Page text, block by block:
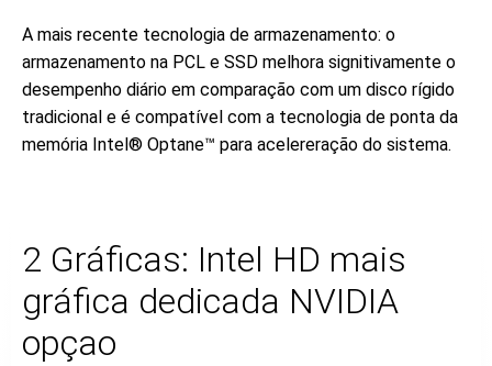
A mais recente tecnologia de armazenamento: o
armazenamento na PCL e SSD melhora signitivamente o
desempenho diário em comparação com um disco rígido
tradicional e é compatível com a tecnologia de ponta da
memória Intel® Optane™ para acelereração do sistema.
2 Gráficas: Intel HD mais
gráfica dedicada NVIDIA
opçao